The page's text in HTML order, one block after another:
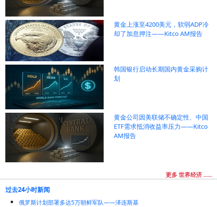
黄金上涨至4200美元，软弱ADP冷
却了加息押注——Kitco AM报告
韩国银行启动长期国内黄金采购计
划
黄金公司因美联储不确定性、中国
ETF需求抵消收益率压力——Kitco
AM报告
更多 世界经济 ......
过去24小时新闻
俄罗斯计划部署多达5万朝鲜军队——泽连斯基